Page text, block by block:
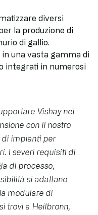
diversi
la produzione di
di gallio.
una vasta gamma di
integrati in numerosi
Vishay nei
con il nostro
di impianti per
I severi requisiti di
di processo,
si adattano
modulare di
trovi a Heilbronn,